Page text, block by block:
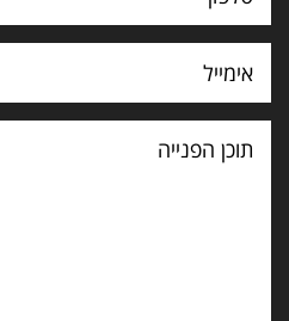
תוכן
הפנייה